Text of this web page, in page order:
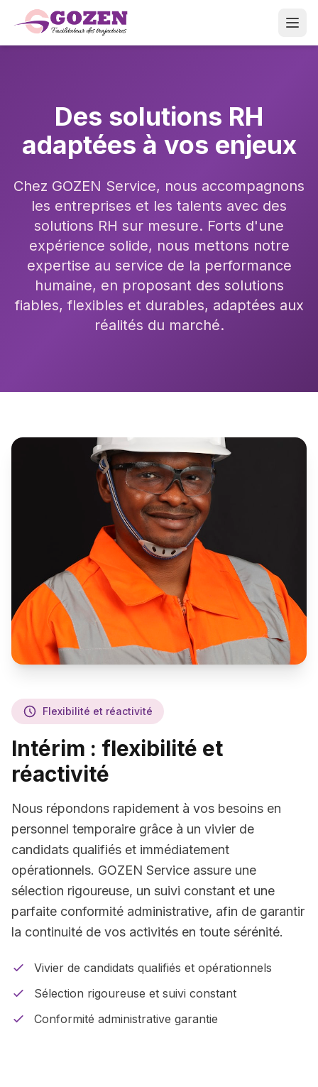
Aller au contenu principal
Des solutions RH
adaptées à vos enjeux
Chez GOZEN Service, nous accompagnons
les entreprises et les talents avec des
solutions RH sur mesure. Forts d'une
expérience solide, nous mettons notre
expertise au service de la performance
humaine, en proposant des solutions
fiables, flexibles et durables, adaptées aux
réalités du marché.
Flexibilité et réactivité
Intérim : flexibilité et
réactivité
Nous répondons rapidement à vos besoins en
personnel temporaire grâce à un vivier de
candidats qualifiés et immédiatement
opérationnels. GOZEN Service assure une
sélection rigoureuse, un suivi constant et une
parfaite conformité administrative, afin de garantir
la continuité de vos activités en toute sérénité.
Vivier de candidats qualifiés et opérationnels
Sélection rigoureuse et suivi constant
Conformité administrative garantie